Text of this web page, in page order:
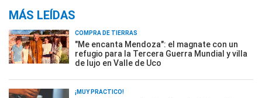
MÁS LEÍDAS
COMPRA DE TIERRAS
"Me encanta Mendoza": el magnate con un
refugio para la Tercera Guerra Mundial y villa
de lujo en Valle de Uco
¡MUY PRÁCTICO!